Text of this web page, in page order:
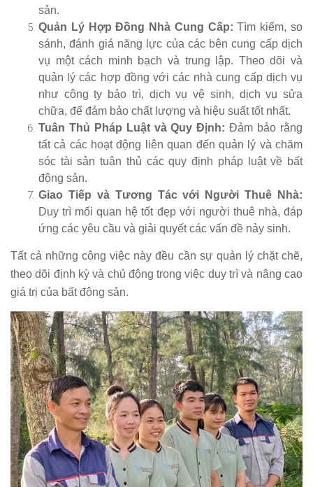
sản.
Quản Lý Hợp Đồng Nhà Cung Cấp: Tìm kiếm, so
sánh, đánh giá năng lực của các bên cung cấp dịch
vụ một cách minh bạch và trung lập. Theo dõi và
quản lý các hợp đồng với các nhà cung cấp dịch vụ
như công ty bảo trì, dịch vụ vệ sinh, dịch vụ sửa
chữa, để đảm bảo chất lượng và hiệu suất tốt nhất.
Tuân Thủ Pháp Luật và Quy Định: Đảm bảo rằng
tất cả các hoạt động liên quan đến quản lý và chăm
sóc tài sản tuân thủ các quy định pháp luật về bất
động sản.
Giao Tiếp và Tương Tác với Người Thuê Nhà:
Duy trì mối quan hệ tốt đẹp với người thuê nhà, đáp
ứng các yêu cầu và giải quyết các vấn đề nảy sinh.
Tất cả những công việc này đều cần sự quản lý chặt chẽ,
theo dõi định kỳ và chủ động trong việc duy trì và nâng cao
giá trị của bất động sản.